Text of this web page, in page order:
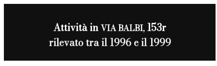
Attività inVIA BALBI,153r
rilevato tra il 1996 e il 1999